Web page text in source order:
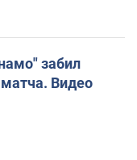
забил
Видео